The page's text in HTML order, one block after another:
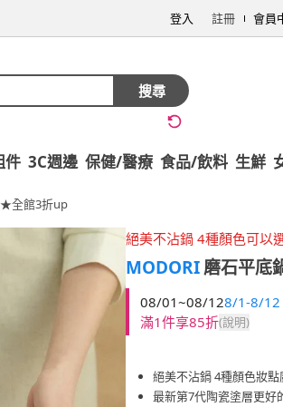
登入 註冊 會員
搜尋
件 3C週邊 保健/醫療 食品/飲料 生鮮
★全館3折up
絕美不沾鍋 4種顏色可以
MODORI磨石平底
08/01~08/128/1-8/12
滿1件享85折(說明)
絕美不沾鍋 4種顏色妝點
最新第7代陶瓷塗層更好